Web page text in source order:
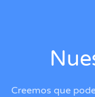
Creemos que